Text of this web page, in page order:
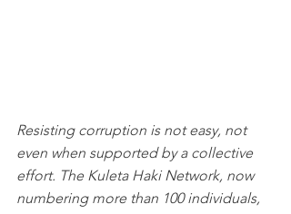
Resisting corruption is not easy, not
even when supported by a collective
effort. The Kuleta Haki Network, now
numbering more than 100 individuals,